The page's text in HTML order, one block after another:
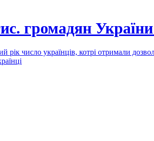
громадян
рік число українців, котрі отримали